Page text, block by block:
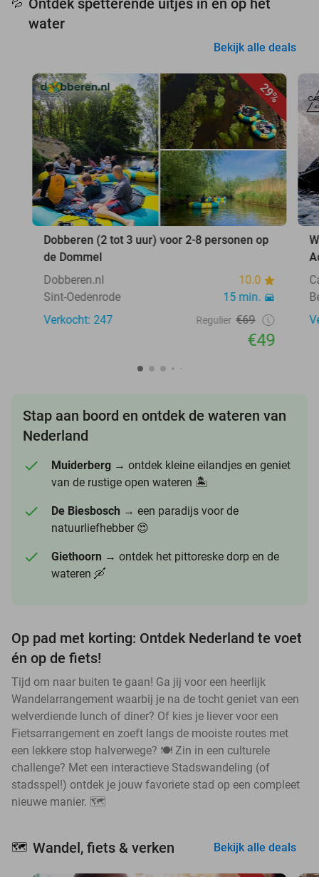
💦
water
Bekijk alle deals
29%
Dobberen (2 tot 3 uur) voor 2-8 personen op
de Dommel
Dobberen.nl
10.0
Sint-Oedenrode
15 min.
Verkocht: 247
Regulier €69
€49
Stap aan boord en ontdek de wateren van
Nederland
Muiderberg → ontdek kleine eilandjes en geniet
van de rustige open wateren 🏝️
De Biesbosch → een paradijs voor de
natuurliefhebber 😍
Giethoorn → ontdek het pittoreske dorp en de
wateren 🛶
Op pad met korting: Ontdek Nederland te voet
én op de fiets!
Tijd om naar buiten te gaan! Ga jij voor een heerlijk
Wandelarrangement waarbij je na de tocht geniet van een
welverdiende lunch of diner? Of kies je liever voor een
Fietsarrangement en zoeft langs de mooiste routes met
een lekkere stop halverwege? 🍽️ Zin in een culturele
challenge? Met een interactieve Stadswandeling (of
stadsspel!) ontdek je jouw favoriete stad op een compleet
nieuwe manier. 🗺️
🗺️ Wandel, fiets & verken Bekijk alle deals